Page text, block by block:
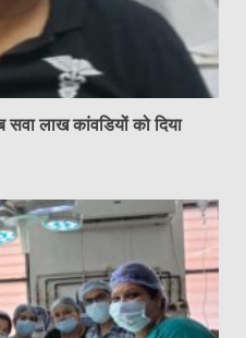
लाख कांवडियों को दिया